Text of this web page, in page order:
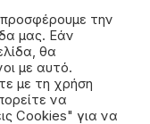
ρητά η
την
μας. Εάν
θα
με αυτό.
με τη χρήση
να
Cookies" για να